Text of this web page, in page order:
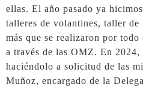
ellas. El año pasado ya
talleres de volantines, taller
más que se realizaron por
a través de las OMZ. En 2024,
haciéndolo a solicitud de las
Muñoz, encargado de la